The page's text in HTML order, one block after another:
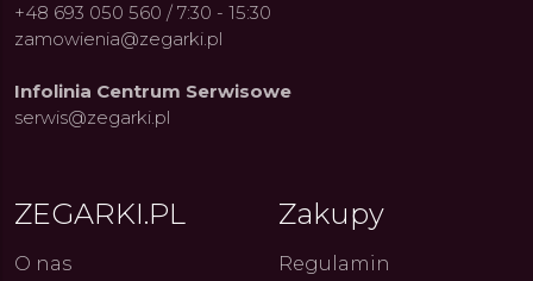
Constant: Pasja,
i Dostępny Luksus z
+48 693 050 560 / 7:30 - 15:30
zamowienia@zegarki.pl
Infolinia Centrum Serwisowe
serwis@zegarki.pl
ZEGARKI.PL
O nas
Zakupy
Regulamin